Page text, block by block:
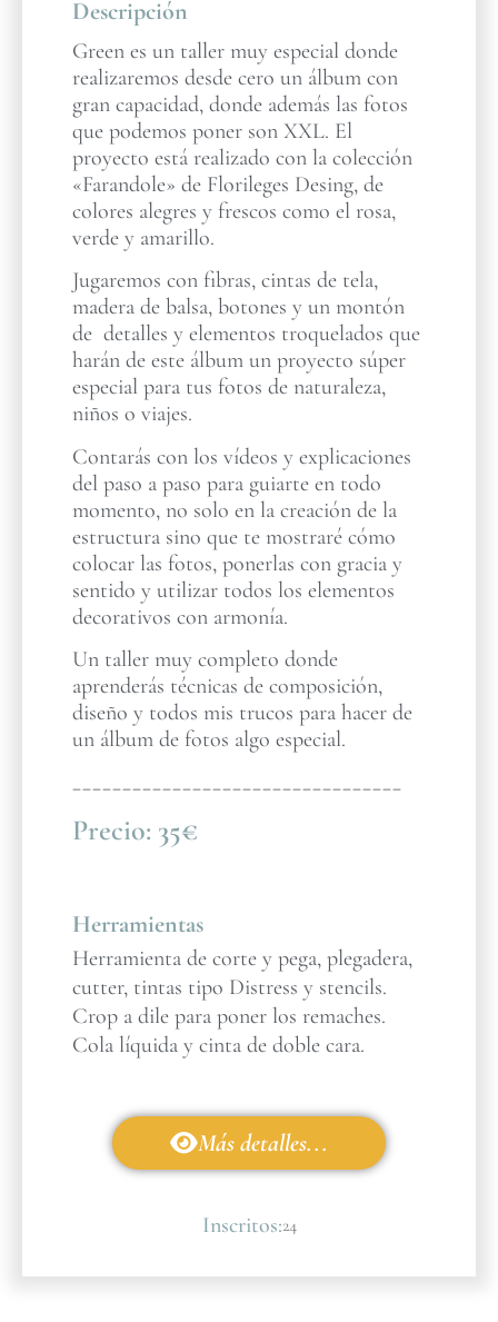
Descripción
Green es un taller muy especial donde
realizaremos desde cero un álbum con
gran capacidad, donde además las fotos
que podemos poner son XXL. El
proyecto está realizado con la colección
«Farandole» de Florileges Desing, de
colores alegres y frescos como el rosa,
verde y amarillo.
Jugaremos con fibras, cintas de tela,
madera de balsa, botones y un montón
de detalles y elementos troquelados que
harán de este álbum un proyecto súper
especial para tus fotos de naturaleza,
niños o viajes.
Contarás con los vídeos y explicaciones
del paso a paso para guiarte en todo
momento, no solo en la creación de la
estructura sino que te mostraré cómo
colocar las fotos, ponerlas con gracia y
sentido y utilizar todos los elementos
decorativos con armonía.
Un taller muy completo donde
aprenderás técnicas de composición,
diseño y todos mis trucos para hacer de
un álbum de fotos algo especial.
_________________________________
Precio: 35€
Herramientas
Herramienta de corte y pega, plegadera,
cutter, tintas tipo Distress y stencils.
Crop a dile para poner los remaches.
Cola líquida y cinta de doble cara.
Más detalles...
Inscritos:24